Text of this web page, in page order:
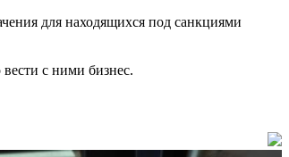
для находящихся под санкциями
с ними бизнес.